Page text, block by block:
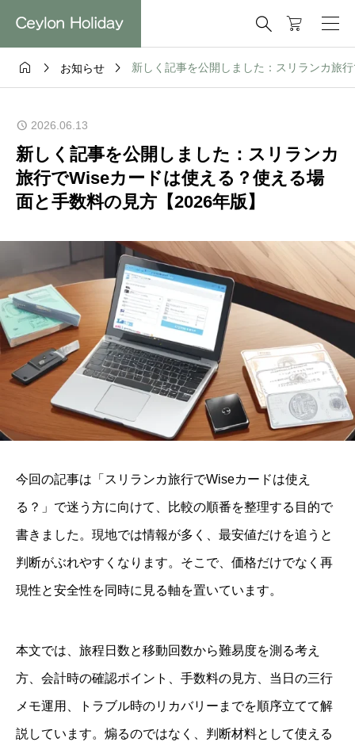

  お知らせ  新しく記事を公開しました：スリランカ旅
2026.06.13
新しく記事を公開しました：スリランカ
旅行でWiseカードは使える？使える場
面と手数料の見方【2026年版】
今回の記事は「スリランカ旅行でWiseカードは使え
る？」で迷う方に向けて、比較の順番を整理する目的で
書きました。現地では情報が多く、最安値だけを追うと
判断がぶれやすくなります。そこで、価格だけでなく再
現性と安全性を同時に見る軸を置いています。
本文では、旅程日数と移動回数から難易度を測る考え
方、会計時の確認ポイント、手数料の見方、当日の三行
メモ運用、トラブル時のリカバリーまでを順序立てて解
説しています。煽るのではなく、判断材料として使える